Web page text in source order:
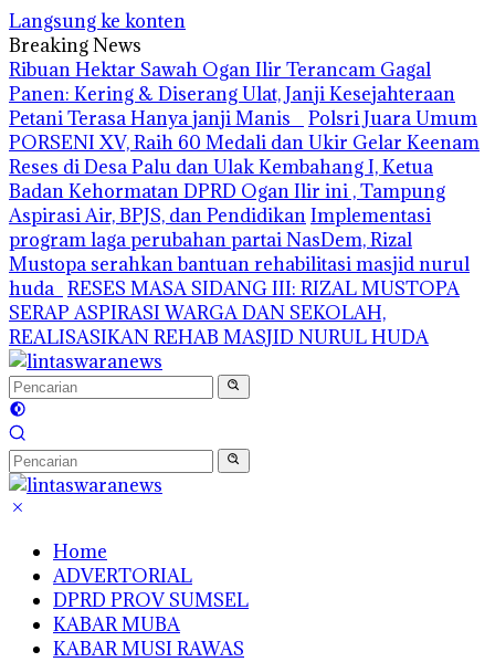
Langsung ke konten
Breaking News
Ribuan Hektar Sawah Ogan Ilir Terancam Gagal
Panen: Kering & Diserang Ulat, Janji Kesejahteraan
Petani Terasa Hanya janji Manis
Polsri Juara Umum
PORSENI XV, Raih 60 Medali dan Ukir Gelar Keenam
Reses di Desa Palu dan Ulak Kembahang I, Ketua
Badan Kehormatan DPRD Ogan Ilir ini , Tampung
Aspirasi Air, BPJS, dan PendidikanImplementasi
program laga perubahan partai NasDem, Rizal
Mustopa serahkan bantuan rehabilitasi masjid nurul
huda RESES MASA SIDANG III: RIZAL MUSTOPA
SERAP ASPIRASI WARGA DAN SEKOLAH,
REALISASIKAN REHAB MASJID NURUL HUDA
Home
ADVERTORIAL
DPRD PROV SUMSEL
KABAR MUBA
KABAR MUSI RAWAS